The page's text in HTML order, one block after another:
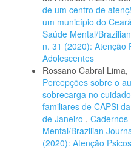
de um centro de
um município do
Saúde Mental/
n. 31 (2020): Atenção
Adolescentes
Rossano Cabral
Percepções sobre o
sobrecarga no
familiares de CAPSi
de Janeiro , Cadernos
Mental/Brazilian
(2020): Atenção